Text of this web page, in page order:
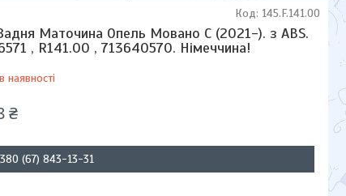
Маточина Опель Мовано C (2021-). з ABS.
, R141.00 , 713640570. Німеччина!
наявності
Код: 145.F.141.00
₴
(67) 843-13-31